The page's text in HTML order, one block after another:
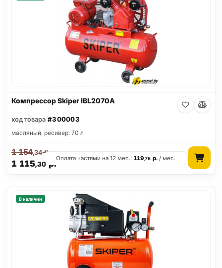
Компрессор Skiper IBL2070A
код товара #300003
масляный, ресивер: 70 л
1 115,30 р.
1 154,34р.
Оплата частями на 12 мес.:119,75 р./ мес.
В наличии